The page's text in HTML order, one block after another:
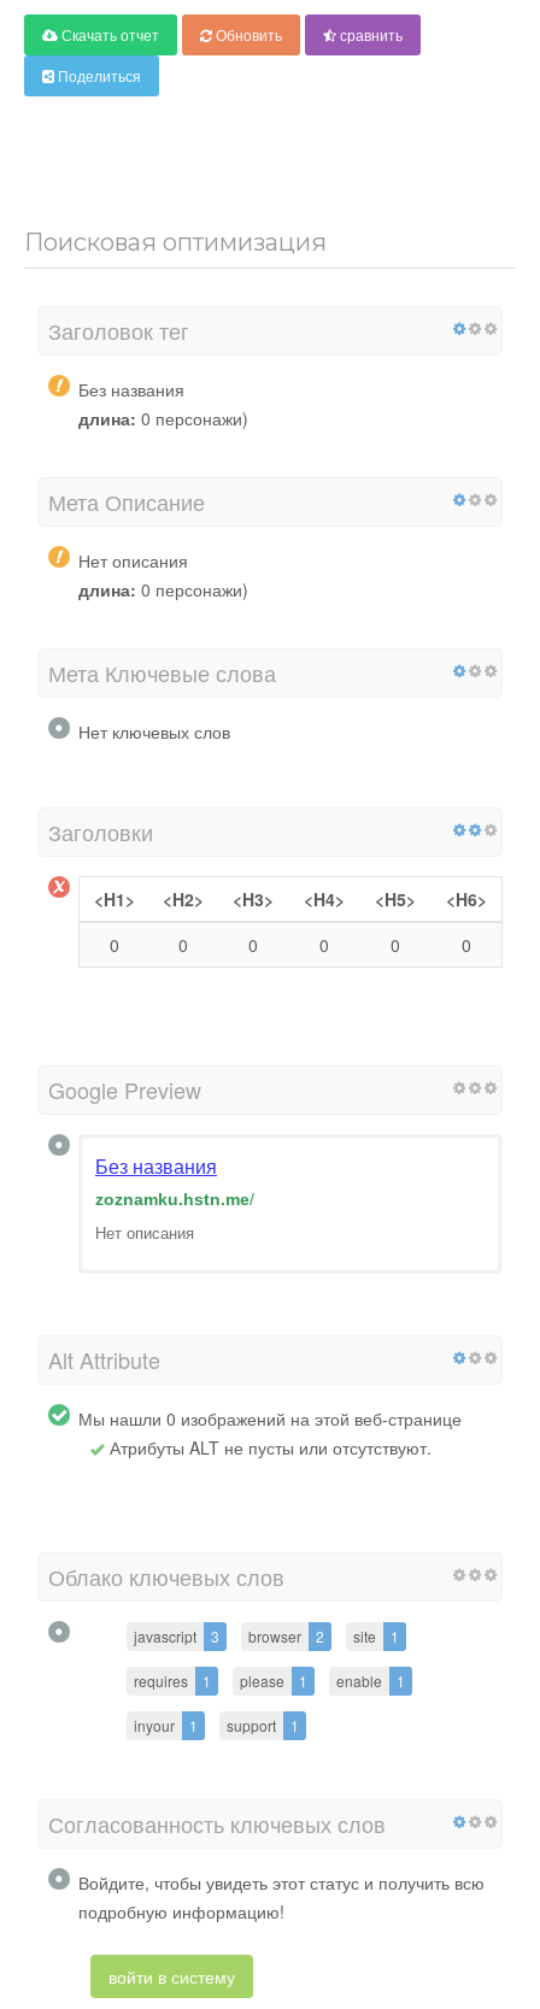
Скачать отчет Обновить
сравнить
Поделиться
Поисковая оптимизация
Заголовок тег
Без названия
длина: 0 персонажи)
Мета Описание
Нет описания
длина: 0 персонажи)
Мета Ключевые слова
Нет ключевых слов
Заголовки
<H1> <H2> <H3> <H4> <H5>
<H6>
0
0 0 0 0 0
Google Preview
Без названия
zoznamku.hstn.me/
Нет описания
Alt Attribute
Мы нашли 0 изображений на этой веб-странице
Атрибуты ALT не пусты или отсутствуют.
Облако ключевых слов
javascript 3 browser 2 site 1
requires 1 please 1 enable 1
inyour 1 support 1
Согласованность ключевых слов
Войдите, чтобы увидеть этот статус и получить всю
подробную информацию!
войти в систему